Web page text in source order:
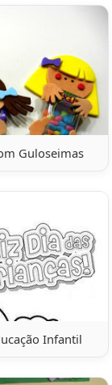
Guloseimas
Infantil